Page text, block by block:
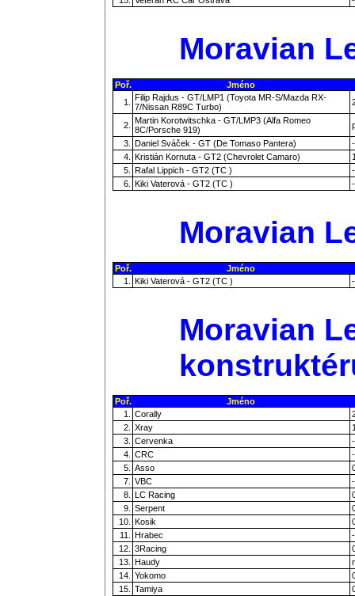
Moravian
Poř.
Jméno
1.
Filip Rajdus - GT/LMP1 (Toyota MR-S/Mazda RX-
7/Nissan R89C Turbo)
2.
Martin Korotwitschka - GT/LMP3 (Alfa Romeo
8C/Porsche 919)
3.
Daniel Sváček - GT (De Tomaso Pantera)
-
4.
Kristián Kornuta - GT2 (Chevrolet Camaro)
5.
Rafal Lippich - GT2 (TC )
-
6.
Kiki Vaterová - GT2 (TC ) -
Moravian
Poř.
Jméno
1.
Kiki Vaterová - GT2 (TC ) -
Moravian
Poř.
Jméno
1.
Corally
2.
Xray
3.
Cervenka
-
4.
CRC
-
5.
Asso
7.
VBC
-
8.
LC Racing
9.
Serpent
10.
Kosik
11.
Hrabec
-
12.
3Racing
13.
Haudy
14.
Yokomo
15.
Tamiya